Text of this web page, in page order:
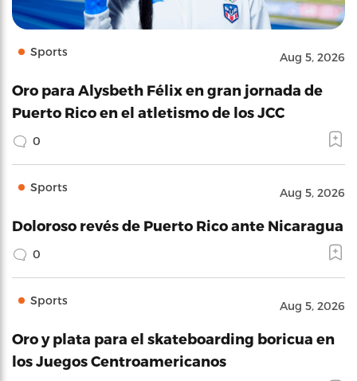
Sports Aug 5, 2026
Oro para Alysbeth Félix en gran jornada de
Puerto Rico en el atletismo de los JCC
0
Sports Aug 5, 2026
Doloroso revés de Puerto Rico ante Nicaragua
0
Sports Aug 5, 2026
Oro y plata para el skateboarding boricua en
los Juegos Centroamericanos